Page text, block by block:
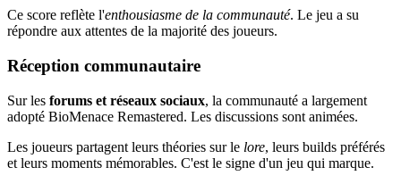
Ce score reflète l'enthousiasme de la communauté. Le jeu a su
répondre aux attentes de la majorité des joueurs.
Réception communautaire
Sur les forums et réseaux sociaux, la communauté a largement
adopté BioMenace Remastered. Les discussions sont animées.
Les joueurs partagent leurs théories sur le lore, leurs builds préférés
et leurs moments mémorables. C'est le signe d'un jeu qui marque.